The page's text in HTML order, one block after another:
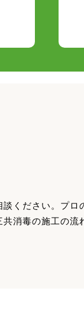
ください。プロ
消毒の施工の流